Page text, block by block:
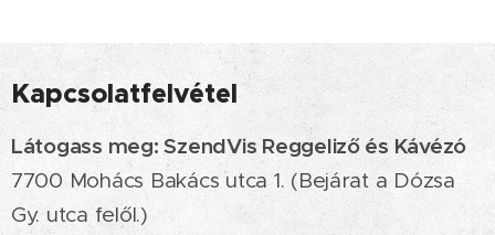
Kapcsolatfelvétel
Látogass meg: SzendVis Reggeliző és Kávézó
7700 Mohács Bakács utca 1. (Bejárat a Dózsa
Gy. utca felől.)